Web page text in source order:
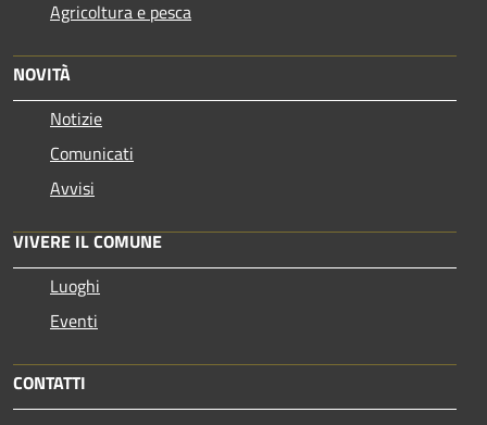
Agricoltura e pesca
NOVITÀ
Notizie
Comunicati
Avvisi
VIVERE IL COMUNE
Luoghi
Eventi
CONTATTI